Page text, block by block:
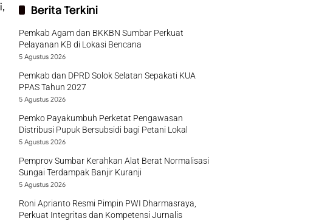
Berita Terkini
Pemkab Agam dan BKKBN Sumbar Perkuat
Pelayanan KB di Lokasi Bencana
5 Agustus 2026
Pemkab dan DPRD Solok Selatan Sepakati KUA
PPAS Tahun 2027
5 Agustus 2026
Pemko Payakumbuh Perketat Pengawasan
Distribusi Pupuk Bersubsidi bagi Petani Lokal
5 Agustus 2026
Pemprov Sumbar Kerahkan Alat Berat Normalisasi
Sungai Terdampak Banjir Kuranji
5 Agustus 2026
Roni Aprianto Resmi Pimpin PWI Dharmasraya,
Perkuat Integritas dan Kompetensi Jurnalis